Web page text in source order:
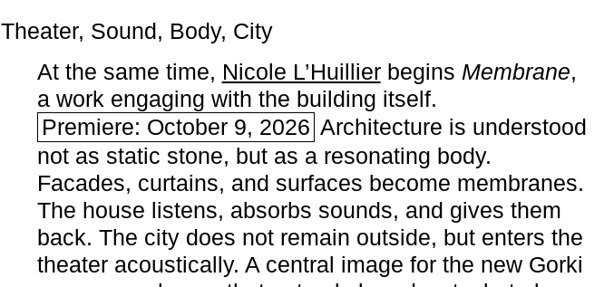
Theater, Sound, Body, City
At the same time, Nicole L’Huillierbegins ­ Membrane,
a work engaging with the building itself.
Premiere: October 9, 2026 Architecture is understood
not as static stone, but as a resonating body.
Facades, curtains, and surfaces become membranes.
The house listens, absorbs sounds, and gives them
back. The city does not remain outside, but enters the
theater acoustically. A central image for the new Gorki